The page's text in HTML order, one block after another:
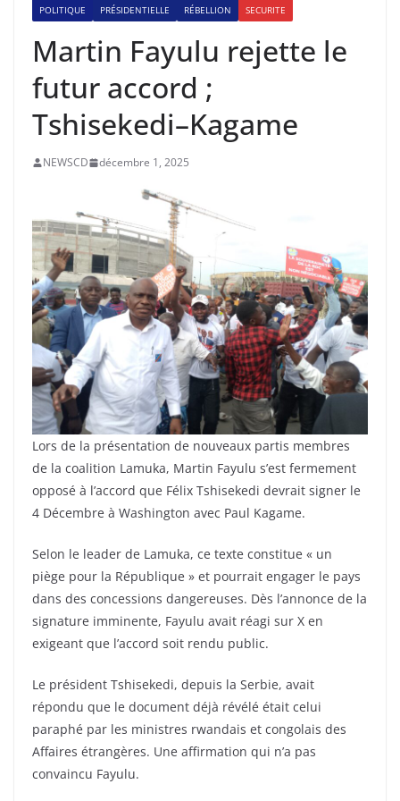
POLITIQUE
PRÉSIDENTIELLE RÉBELLION SECURITE
Martin Fayulu rejette le
futur accord ;
Tshisekedi–Kagame
NEWSCD décembre 1, 2025
Lors de la présentation de nouveaux partis membres
de la coalition Lamuka, Martin Fayulu s’est fermement
opposé à l’accord que Félix Tshisekedi devrait signer le
4 Décembre à Washington avec Paul Kagame.
Selon le leader de Lamuka, ce texte constitue « un
piège pour la République » et pourrait engager le pays
dans des concessions dangereuses. Dès l’annonce de la
signature imminente, Fayulu avait réagi sur X en
exigeant que l’accord soit rendu public.
Le président Tshisekedi, depuis la Serbie, avait
répondu que le document déjà révélé était celui
paraphé par les ministres rwandais et congolais des
Affaires étrangères. Une affirmation qui n’a pas
convaincu Fayulu.